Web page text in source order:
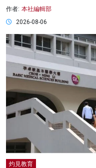
作者: 本社編輯部
2026-08-06
灼見教育